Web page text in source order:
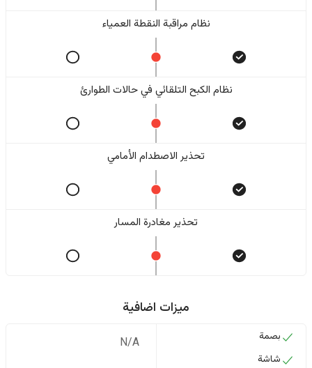
نظام مراقبة النقطة العمياء
نظام الكبح التلقائي في حالات الطوارئ
تحذير الاصطدام الأمامي
تحذير مغادرة المسار
ميزات اضافية
بصمة
شاشة
N/A